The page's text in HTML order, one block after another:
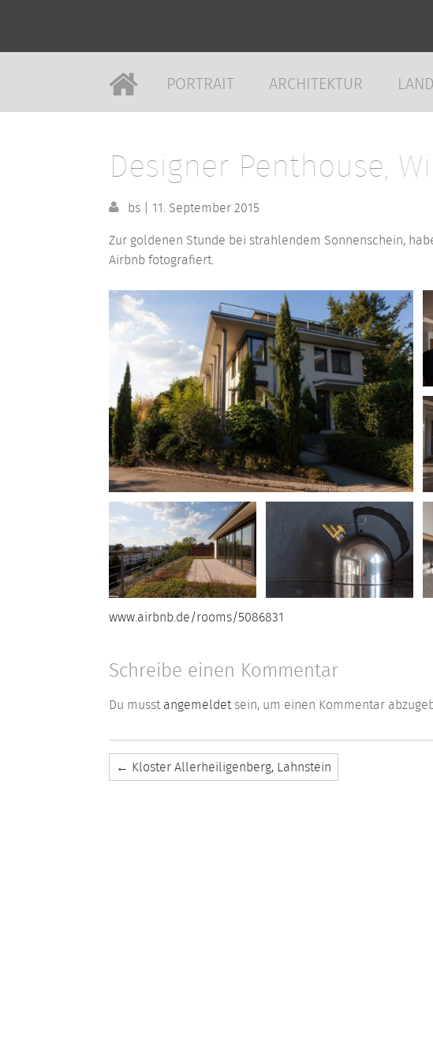
PORTRAIT ARCHITEKTUR
Designer Penthouse,
bs | 11. September 2015
Zur goldenen Stunde bei strahlendem Sonnenschein,
Airbnb fotografiert.
www.airbnb.de/rooms/5086831
Schreibe einen Kommentar
Du musstangemeldetsein, um einen Kommentar
← Kloster Allerheiligenberg, Lahnstein